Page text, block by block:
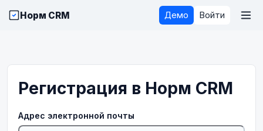
Норм CRM Демо Войти
Регистрация в Норм CRM
Адрес электронной почты